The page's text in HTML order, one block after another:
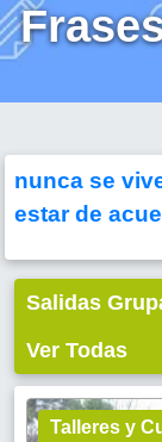
nunca se
estar de
Salidas
Ver Todas
Talleres y